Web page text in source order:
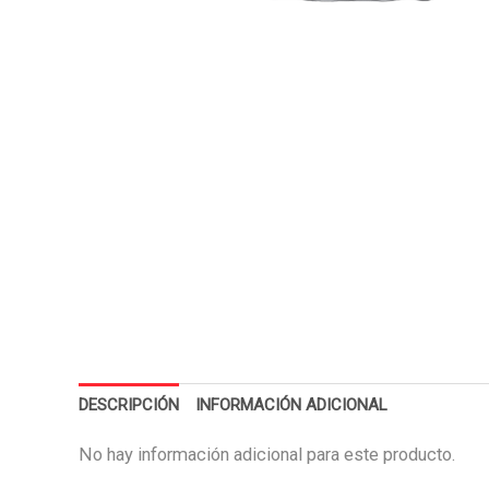
DESCRIPCIÓN INFORMACIÓN ADICIONAL
No hay información adicional para este producto.